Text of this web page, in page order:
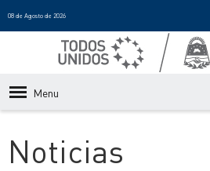
08 de Agosto de 2026
Menu
Noticias